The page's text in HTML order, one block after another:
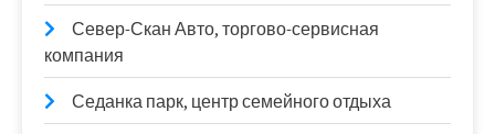
Север-Скан Авто, торгово-сервисная
компания
Седанка парк, центр семейного отдыха